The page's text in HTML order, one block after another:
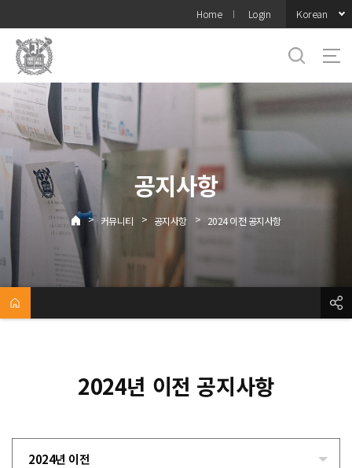
메뉴
Home Login Korean
공지사항
> 커뮤니티 > 공지사항 > 2024 이전 공지사항
2024년 이전 공지사항
2024년 이전